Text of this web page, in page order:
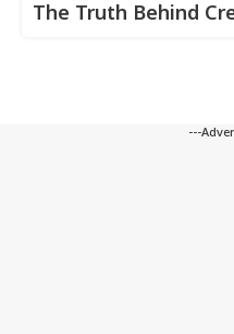
The Truth Behind
---